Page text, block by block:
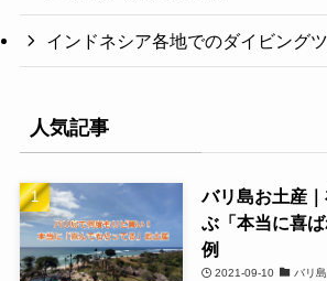
インドネシア各地でのダイビング
人気記事
バリ島お土産
ぶ「本当に喜
例
2021-09-10 バリ